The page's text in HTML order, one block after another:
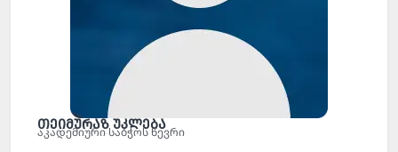
თეიმურაზ უკლება
აკადემიური საბჭოს წევრი